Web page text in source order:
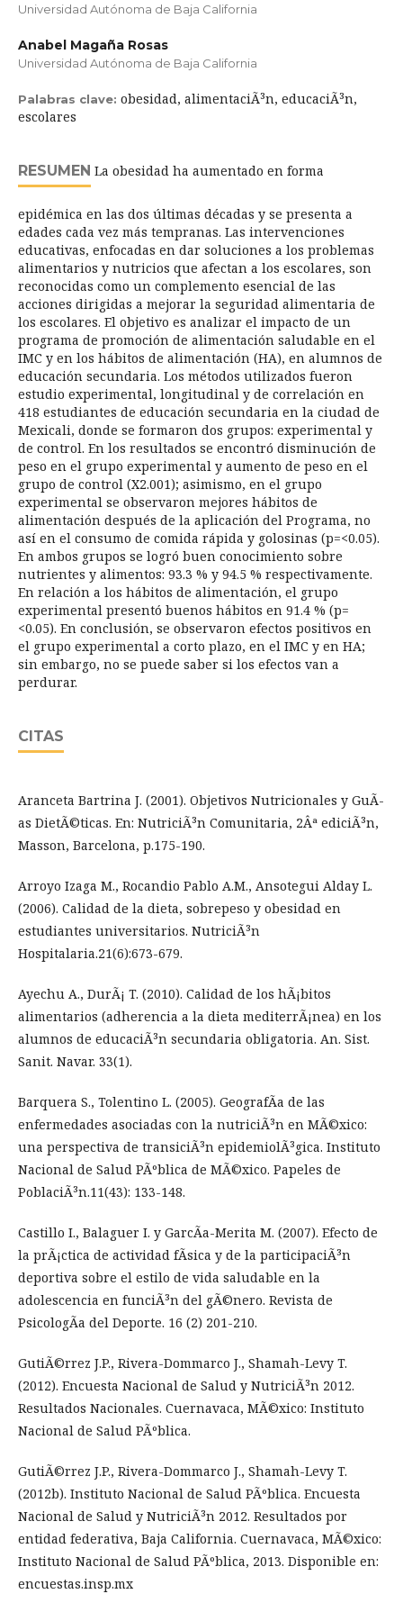
Universidad Autónoma de Baja California
Anabel Magaña Rosas
Universidad Autónoma de Baja California
Palabras clave: obesidad, alimentaciÃ³n, educaciÃ³n,
escolares
RESUMEN La obesidad ha aumentado en forma
epidémica en las dos últimas décadas y se presenta a
edades cada vez más tempranas. Las intervenciones
educativas, enfocadas en dar soluciones a los problemas
alimentarios y nutricios que afectan a los escolares, son
reconocidas como un complemento esencial de las
acciones dirigidas a mejorar la seguridad alimentaria de
los escolares. El objetivo es analizar el impacto de un
programa de promoción de alimentación saludable en el
IMC y en los hábitos de alimentación (HA), en alumnos de
educación secundaria. Los métodos utilizados fueron
estudio experimental, longitudinal y de correlación en
418 estudiantes de educación secundaria en la ciudad de
Mexicali, donde se formaron dos grupos: experimental y
de control. En los resultados se encontró disminución de
peso en el grupo experimental y aumento de peso en el
grupo de control (X2.001); asimismo, en el grupo
experimental se observaron mejores hábitos de
alimentación después de la aplicación del Programa, no
así en el consumo de comida rápida y golosinas (p=<0.05).
En ambos grupos se logró buen conocimiento sobre
nutrientes y alimentos: 93.3 % y 94.5 % respectivamente.
En relación a los hábitos de alimentación, el grupo
experimental presentó buenos hábitos en 91.4 % (p=
<0.05). En conclusión, se observaron efectos positivos en
el grupo experimental a corto plazo, en el IMC y en HA;
sin embargo, no se puede saber si los efectos van a
perdurar.
CITAS
Aranceta Bartrina J. (2001). Objetivos Nutricionales y GuÃ­
as DietÃ©ticas. En: NutriciÃ³n Comunitaria, 2Âª ediciÃ³n,
Masson, Barcelona, p.175-190.
Arroyo Izaga M., Rocandio Pablo A.M., Ansotegui Alday L.
(2006). Calidad de la dieta, sobrepeso y obesidad en
estudiantes universitarios. NutriciÃ³n
Hospitalaria.21(6):673-679.
Ayechu A., DurÃ¡ T. (2010). Calidad de los hÃ¡bitos
alimentarios (adherencia a la dieta mediterrÃ¡nea) en los
alumnos de educaciÃ³n secundaria obligatoria. An. Sist.
Sanit. Navar. 33(1).
Barquera S., Tolentino L. (2005). GeografÃ­a de las
enfermedades asociadas con la nutriciÃ³n en MÃ©xico:
una perspectiva de transiciÃ³n epidemiolÃ³gica. Instituto
Nacional de Salud PÃºblica de MÃ©xico. Papeles de
PoblaciÃ³n.11(43): 133-148.
Castillo I., Balaguer I. y GarcÃ­a-Merita M. (2007). Efecto de
la prÃ¡ctica de actividad fÃ­sica y de la participaciÃ³n
deportiva sobre el estilo de vida saludable en la
adolescencia en funciÃ³n del gÃ©nero. Revista de
PsicologÃ­a del Deporte. 16 (2) 201-210.
GutiÃ©rrez J.P., Rivera-Dommarco J., Shamah-Levy T.
(2012). Encuesta Nacional de Salud y NutriciÃ³n 2012.
Resultados Nacionales. Cuernavaca, MÃ©xico: Instituto
Nacional de Salud PÃºblica.
GutiÃ©rrez J.P., Rivera-Dommarco J., Shamah-Levy T.
(2012b). Instituto Nacional de Salud PÃºblica. Encuesta
Nacional de Salud y NutriciÃ³n 2012. Resultados por
entidad federativa, Baja California. Cuernavaca, MÃ©xico:
Instituto Nacional de Salud PÃºblica, 2013. Disponible en:
encuestas.insp.mx